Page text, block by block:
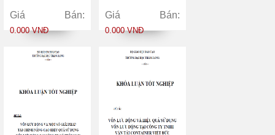
Thương mại
Châu Hưng
Giá Bán:
0.000 VNĐ
lưu động tại Công
ty Cổ phần Viễn
Giá Bán:
0.000 VNĐ